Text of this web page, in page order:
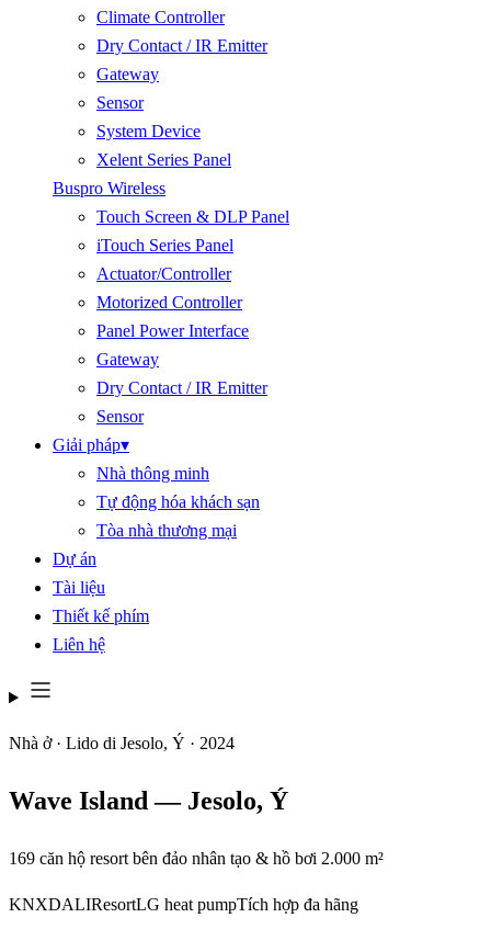
Climate Controller
Dry Contact / IR Emitter
Gateway
Sensor
System Device
Xelent Series Panel
Buspro Wireless
Touch Screen & DLP Panel
iTouch Series Panel
Actuator/Controller
Motorized Controller
Panel Power Interface
Gateway
Dry Contact / IR Emitter
Sensor
Giải pháp▾
Nhà thông minh
Tự động hóa khách sạn
Tòa nhà thương mại
Dự án
Tài liệu
Thiết kế phím
Liên hệ
Nhà ở · Lido di Jesolo, Ý · 2024
Wave Island — Jesolo, Ý
169 căn hộ resort bên đảo nhân tạo & hồ bơi 2.000 m²
KNXDALIResortLG heat pumpTích hợp đa hãng